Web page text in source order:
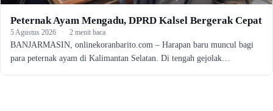
Peternak Ayam Mengadu, DPRD Kalsel Bergerak Cepat
5 Agustus 2026 · 2 menit baca
BANJARMASIN, onlinekoranbarito.com – Harapan baru muncul bagi
para peternak ayam di Kalimantan Selatan. Di tengah gejolak…